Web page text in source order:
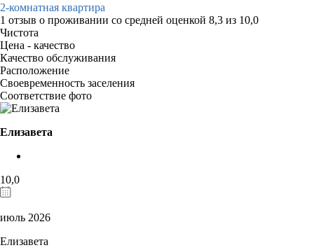
2-комнатная квартира
1 отзыв о проживании со средней оценкой 8,3 из 10,0
Чистота
Цена - качество
Качество обслуживания
Расположение
Своевременность заселения
Соответствие фото
Елизавета
10,0
июль 2026
Елизавета